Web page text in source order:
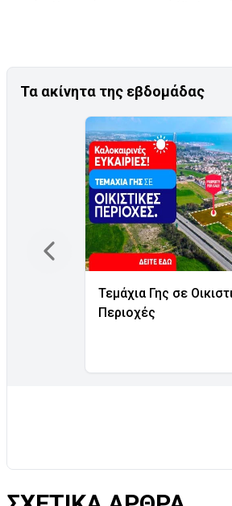
Τα ακίνητα της εβδομάδας
Τεμάχια Γης σε
Περιοχές